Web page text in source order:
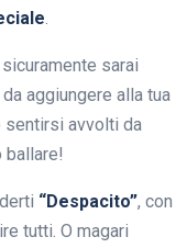
.
sicuramente sarai
aggiungere alla tua
sentirsi avvolti da
ballare!
“Despacito”, con
tutti. O magari